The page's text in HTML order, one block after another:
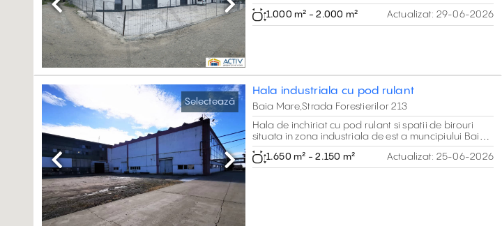
Previous Nextbaie proprie.
1.000 m² - 2.000 m²
Actualizat: 29-06-2026
Selectează
Previous Next
Hala industriala cu pod rulant
Baia Mare,Strada Forestierilor 213
Hala de inchiriat cu pod rulant si spatii de birouri
situata in zona industriala de est a muncipiului Baia
Mare. Suprafata totala 2.150 m2.
1.650 m² - 2.150 m²
Actualizat: 25-06-2026